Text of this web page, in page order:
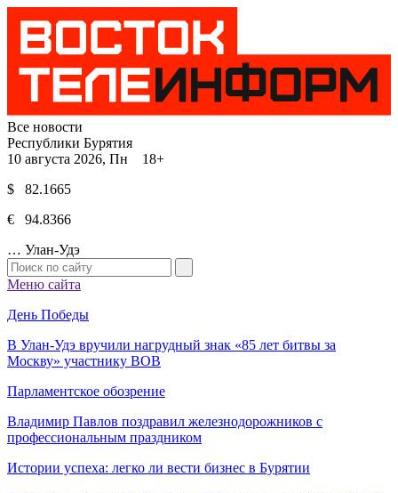
Все новости
Республики Бурятия
10 августа 2026, Пн 18+
$ 82.1665
€ 94.8366
… Улан-Удэ
Меню сайта
День Победы
В Улан-Удэ вручили нагрудный знак «85 лет битвы за
Москву» участнику ВОВ
Парламентское обозрение
Владимир Павлов поздравил железнодорожников с
профессиональным праздником
Истории успеха: легко ли вести бизнес в Бурятии